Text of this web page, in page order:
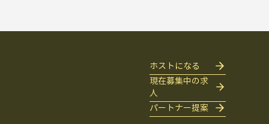
ホストになる
現在募集中の求
人
パートナー提案